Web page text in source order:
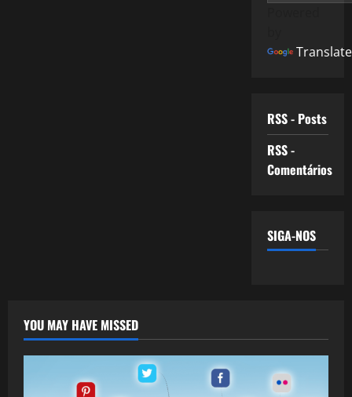
Translate
RSS - Posts
RSS -
Comentários
SIGA-NOS
YOU MAY HAVE MISSED